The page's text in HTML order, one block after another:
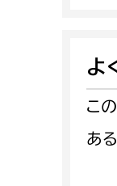
よ
こ
あ